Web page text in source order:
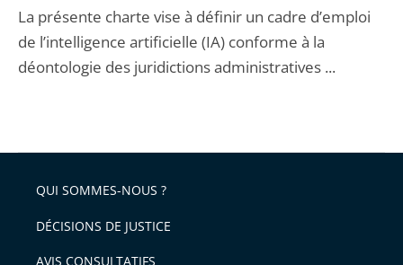
La présente charte vise à définir un cadre d’emploi
de l’intelligence artificielle (IA) conforme à la
déontologie des juridictions administratives ...
QUI SOMMES-NOUS ?
DÉCISIONS DE JUSTICE
AVIS CONSULTATIFS